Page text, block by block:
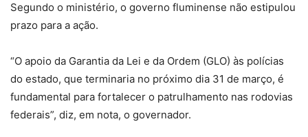
Segundo o ministério, o governo fluminense não estipulou
prazo para a ação.
“O apoio da Garantia da Lei e da Ordem (GLO) às polícias
do estado, que terminaria no próximo dia 31 de março, é
fundamental para fortalecer o patrulhamento nas rodovias
federais”, diz, em nota, o governador.